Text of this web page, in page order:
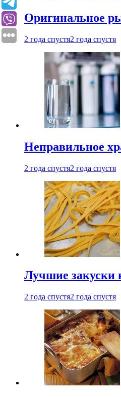
Оригинальное
2 года спустя2 года спустя
Неправильное
2 года спустя2 года спустя
Лучшие закуски
2 года спустя2 года спустя